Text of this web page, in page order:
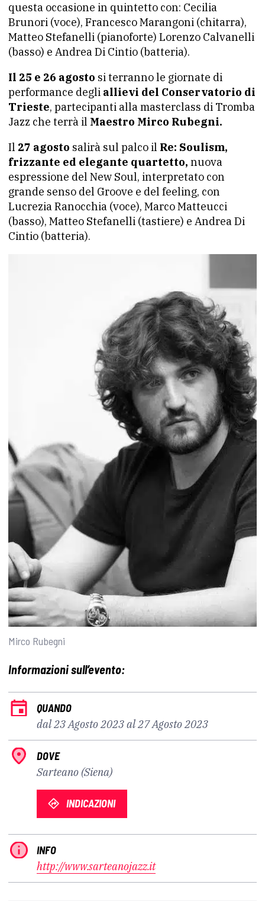
questa occasione in quintetto con: Cecilia
Brunori (voce), Francesco Marangoni (chitarra),
Matteo Stefanelli (pianoforte) Lorenzo Calvanelli
(basso) e Andrea Di Cintio (batteria).
Il 25 e 26 agosto si terranno le giornate di
performance degli allievi del Conservatorio di
Trieste, partecipanti alla masterclass di Tromba
Jazz che terrà il Maestro Mirco Rubegni.
Il 27 agosto salirà sul palco il Re: Soulism,
frizzante ed elegante quartetto, nuova
espressione del New Soul, interpretato con
grande senso del Groove e del feeling, con
Lucrezia Ranocchia (voce), Marco Matteucci
(basso), Matteo Stefanelli (tastiere) e Andrea Di
Cintio (batteria).
Mirco Rubegni
Informazioni sull’evento:
QUANDO
dal 23 Agosto 2023 al 27 Agosto 2023
DOVE
Sarteano (Siena)
INDICAZIONI
INFO
http://www.sarteanojazz.it